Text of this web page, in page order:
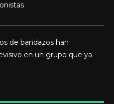
de bandazos han
en un grupo que ya